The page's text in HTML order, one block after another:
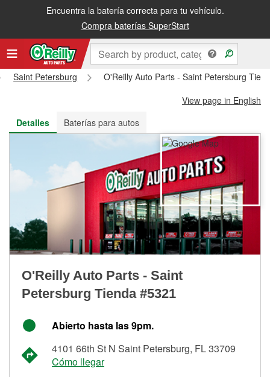
Encuentra la batería correcta para tu vehículo.
Compra baterías SuperStart
Recibe tu orden gratis al día siguiente o recógela en la tienda
Saint Petersburg
O'Reilly Auto Parts - Saint Petersburg
View page in English
Detalles
Baterías para autos
O'Reilly Auto Parts - Saint
Petersburg Tienda #5321
Abierto hasta las 9pm.
4101 66th St N Saint Petersburg, FL 33709
Cómo llegar